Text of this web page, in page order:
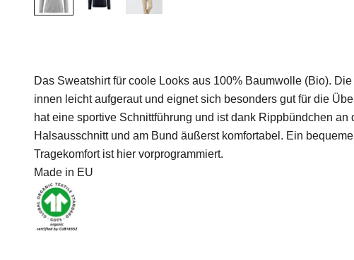
Das Sweatshirt für coole Looks aus 100% Baumwolle (Bio).
innen leicht aufgeraut und eignet sich besonders gut für die
hat eine sportive Schnittführung und ist dank Rippbündchen an
Halsausschnitt und am Bund äußerst komfortabel. Ein
Tragekomfort ist hier vorprogrammiert.
Made in EU